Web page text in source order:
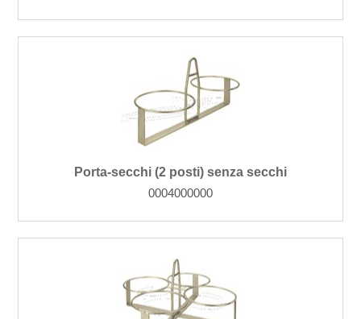
Porta-secchi (2 posti) senza secchi
0004000000